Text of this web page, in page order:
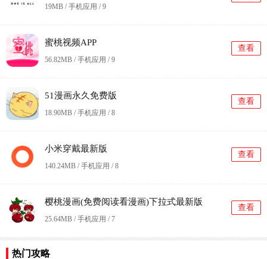
19MB / 手机应用 /9
蜜桃视频APP
56.82MB / 手机应用 /9
查看
51漫画永久免费版
18.90MB / 手机应用 /8
查看
小米穿戴最新版
140.24MB / 手机应用 /8
查看
樱桃漫画(免费阅读看漫画)下拉式最新版
25.64MB / 手机应用 /7
查看
热门攻略